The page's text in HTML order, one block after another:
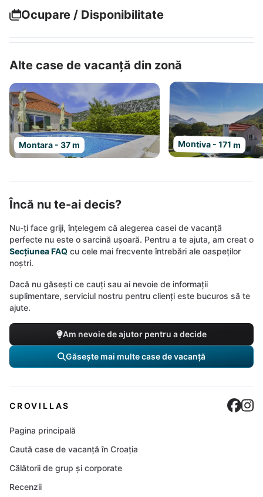
Ocupare / Disponibilitate
Alte case de vacanță din zonă
Montara - 37 m Montiva - 171 m
Încă nu te-ai decis?
Nu-ți face griji, înțelegem că alegerea casei de vacanță
perfecte nu este o sarcină ușoară. Pentru a te ajuta, am creat o
Secțiunea FAQ cu cele mai frecvente întrebări ale oaspeților
noștri.
Dacă nu găsești ce cauți sau ai nevoie de informații
suplimentare, serviciul nostru pentru clienți este bucuros să te
ajute.
Am nevoie de ajutor pentru a decide
Găsește mai multe case de vacanță
CROVILLAS
Pagina principală
Caută case de vacanță în Croația
Călătorii de grup și corporate
Recenzii